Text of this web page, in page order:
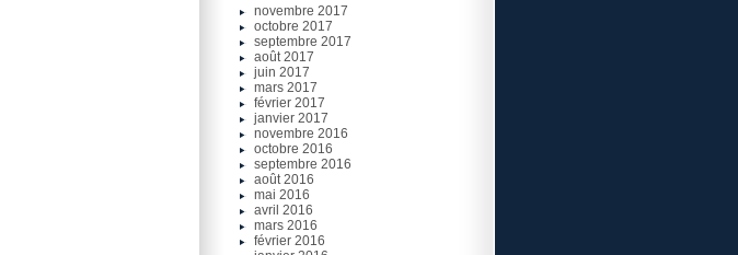
novembre 2017
octobre 2017
septembre 2017
août 2017
juin 2017
mars 2017
février 2017
janvier 2017
novembre 2016
octobre 2016
septembre 2016
août 2016
mai 2016
avril 2016
mars 2016
février 2016